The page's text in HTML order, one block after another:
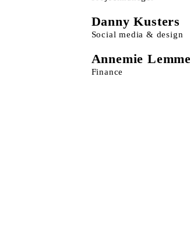
Danny Kusters
Social media & design
Annemie
Finance